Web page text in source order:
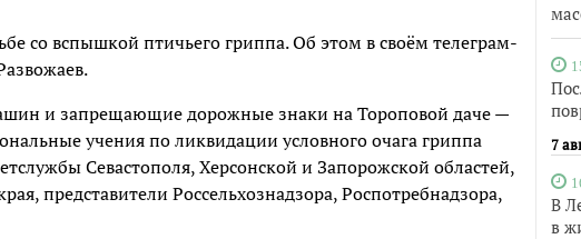
7
В
в
со вспышкой птичьего гриппа. Об этом в своём телеграм-
и запрещающие дорожные знаки на Тороповой даче —
учения по ликвидации условного очага гриппа
Севастополя, Херсонской и Запорожской областей,
представители Россельхознадзора, Роспотребнадзора,